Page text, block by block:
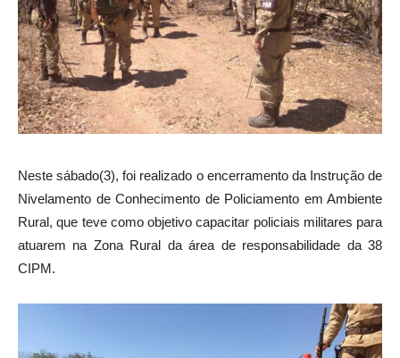
Neste sábado(3), foi realizado o encerramento da Instrução de
Nivelamento de Conhecimento de Policiamento em Ambiente
Rural, que teve como objetivo capacitar policiais militares para
atuarem na Zona Rural da área de responsabilidade da 38
CIPM.